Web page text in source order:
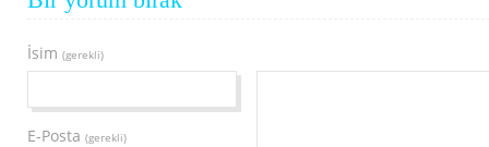
İsim (gerekli)
E-Posta (gerekli)